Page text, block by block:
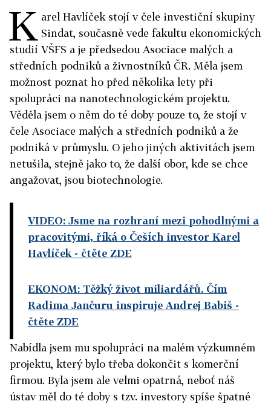
K arel Havlíček stojí v čele investiční skupiny
Sindat, současně vede fakultu ekonomických
studií VŠFS a je předsedou Asociace malých a
středních podniků a živnostníků ČR. Měla jsem
možnost poznat ho před několika lety při
spolupráci na nanotechnologickém projektu.
Věděla jsem o něm do té doby pouze to, že stojí v
čele Asociace malých a středních podniků a že
podniká v průmyslu. O jeho jiných aktivitách jsem
netušila, stejně jako to, že další obor, kde se chce
angažovat, jsou biotechnologie.
VIDEO: Jsme na rozhraní mezi pohodlnými a
pracovitými, říká o Češích investor Karel
Havlíček - čtěte ZDE
EKONOM: Těžký život miliardářů. Čím
Radima Jančuru inspiruje Andrej Babiš -
čtěte ZDE
Nabídla jsem mu spolupráci na malém výzkumném
projektu, který bylo třeba dokončit s komerční
firmou. Byla jsem ale velmi opatrná, neboť náš
ústav měl do té doby s tzv. investory spíše špatné